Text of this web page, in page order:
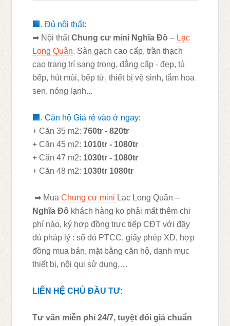
🏢 . Đủ nội thất:
➡ Nội thấtChung cư mini Nghĩa Đô – Lạc
Long Quân. Sàn gạch cao cấp, trần thạch
cao trang trí sang trọng, đẳng cấp - đẹp, tủ
bếp, hút mùi, bếp từ, thiết bị vệ sinh, tắm hoa
sen, nóng lạnh...
🏢 . Căn hộ Giá rẻ vào ở ngay:
+ Căn 35 m2:760tr - 820tr
+ Căn 45 m2: 1010tr - 1080tr
+ Căn 47 m2: 1030tr - 1080tr
+ Căn 48 m2: 1030tr 1080tr
➡ MuaChung cư mini Lạc Long Quân –
Nghĩa Đô khách hàng ko phải mất thêm chi
phí nào, ký hợp đồng trực tiếp CĐT với đầy
đủ pháp lý : sổ đỏ PTCC, giấy phép XD, hợp
đồng mua bán, mặt bằng căn hộ, danh mục
thiết bị, nội qui sử dụng,…
LIÊN HỆ CHỦ ĐẦU TƯ:
Tư vấn miễn phí 24/7, tuyệt đối giá chuẩn